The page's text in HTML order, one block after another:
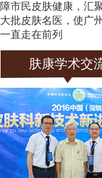
障市民皮肤健康，汇
大批皮肤名医，使广
一直走在前列
肤康学术交